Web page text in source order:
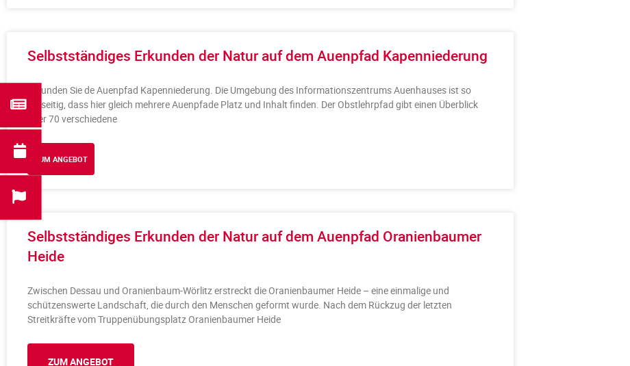
Selbstständiges Erkunden der Natur auf dem Auenpfad Kapenniederung
Erkunden Sie de Auenpfad Kapenniederung. Die Umgebung des Informationszentrums Auenhauses ist so
vielseitig, dass hier gleich mehrere Auenpfade Platz und Inhalt finden. Der Obstlehrpfad gibt einen Überblick
über 70 verschiedene
ZUM ANGEBOT
Selbstständiges Erkunden der Natur auf dem Auenpfad Oranienbaumer
Heide
Zwischen Dessau und Oranienbaum-Wörlitz erstreckt die Oranienbaumer Heide – eine einmalige und
schützenswerte Landschaft, die durch den Menschen geformt wurde. Nach dem Rückzug der letzten
Streitkräfte vom Truppenübungsplatz Oranienbaumer Heide
ZUM ANGEBOT